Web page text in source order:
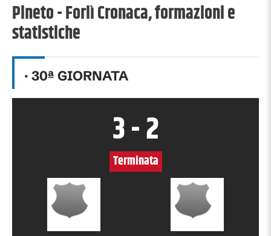
Pineto - Forlì Cronaca, formazioni e
statistiche
· 30ª GIORNATA
3-2
Terminata